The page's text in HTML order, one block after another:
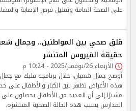
على الصحة العامة وتقليل فرص الإصابة
قلق صحي بين المواطنين.. وجمال
حقيقة الفيروس المنتشر
الأربعاء 26/نوفمبر/2025 - 10:24 م
أوضح جمال شعبان، خلال برنامجه قلبك مع
هذه الأعراض تظهر بين الكبار والأطفال على
مشيرًا إلى أن العديد من الأطفال يحصلون على
المدارس بسبب هذه الحالة الصحية المنتشرة.